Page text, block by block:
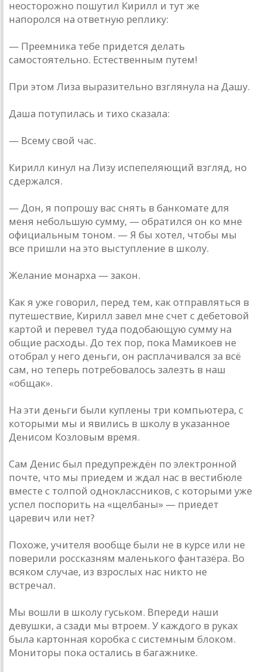
неосторожно пошутил Кирилл и тут же
напоролся на ответную реплику:
— Преемника тебе придется делать
самостоятельно. Естественным путем!
При этом Лиза выразительно взглянула на Дашу.
Даша потупилась и тихо сказала:
— Всему свой час.
Кирилл кинул на Лизу испепеляющий взгляд, но
сдержался.
— Дон, я попрошу вас снять в банкомате для
меня небольшую сумму, — обратился он ко мне
официальным тоном. — Я бы хотел, чтобы мы
все пришли на это выступление в школу.
Желание монарха — закон.
Как я уже говорил, перед тем, как отправляться в
путешествие, Кирилл завел мне счет с дебетовой
картой и перевел туда подобающую сумму на
общие расходы. До тех пор, пока Мамикоев не
отобрал у него деньги, он расплачивался за всё
сам, но теперь потребовалось залезть в наш
«общак».
На эти деньги были куплены три компьютера, с
которыми мы и явились в школу в указанное
Денисом Козловым время.
Сам Денис был предупреждён по электронной
почте, что мы приедем и ждал нас в вестибюле
вместе с толпой одноклассников, с которыми уже
успел поспорить на «щелбаны» — приедет
царевич или нет?
Похоже, учителя вообще были не в курсе или не
поверили россказням маленького фантазёра. Во
всяком случае, из взрослых нас никто не
встречал.
Мы вошли в школу гуськом. Впереди наши
девушки, а сзади мы втроем. У каждого в руках
была картонная коробка с системным блоком.
Мониторы пока остались в багажнике.